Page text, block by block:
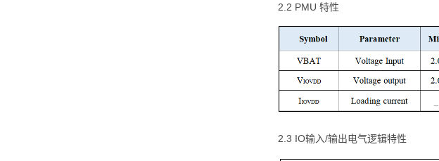
2.2 PMU 特性
2.3 IO输入/输出电气逻辑特性